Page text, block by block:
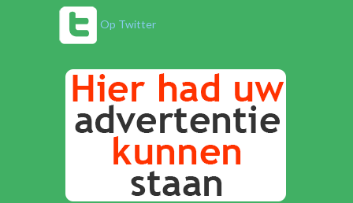
Op Twitter